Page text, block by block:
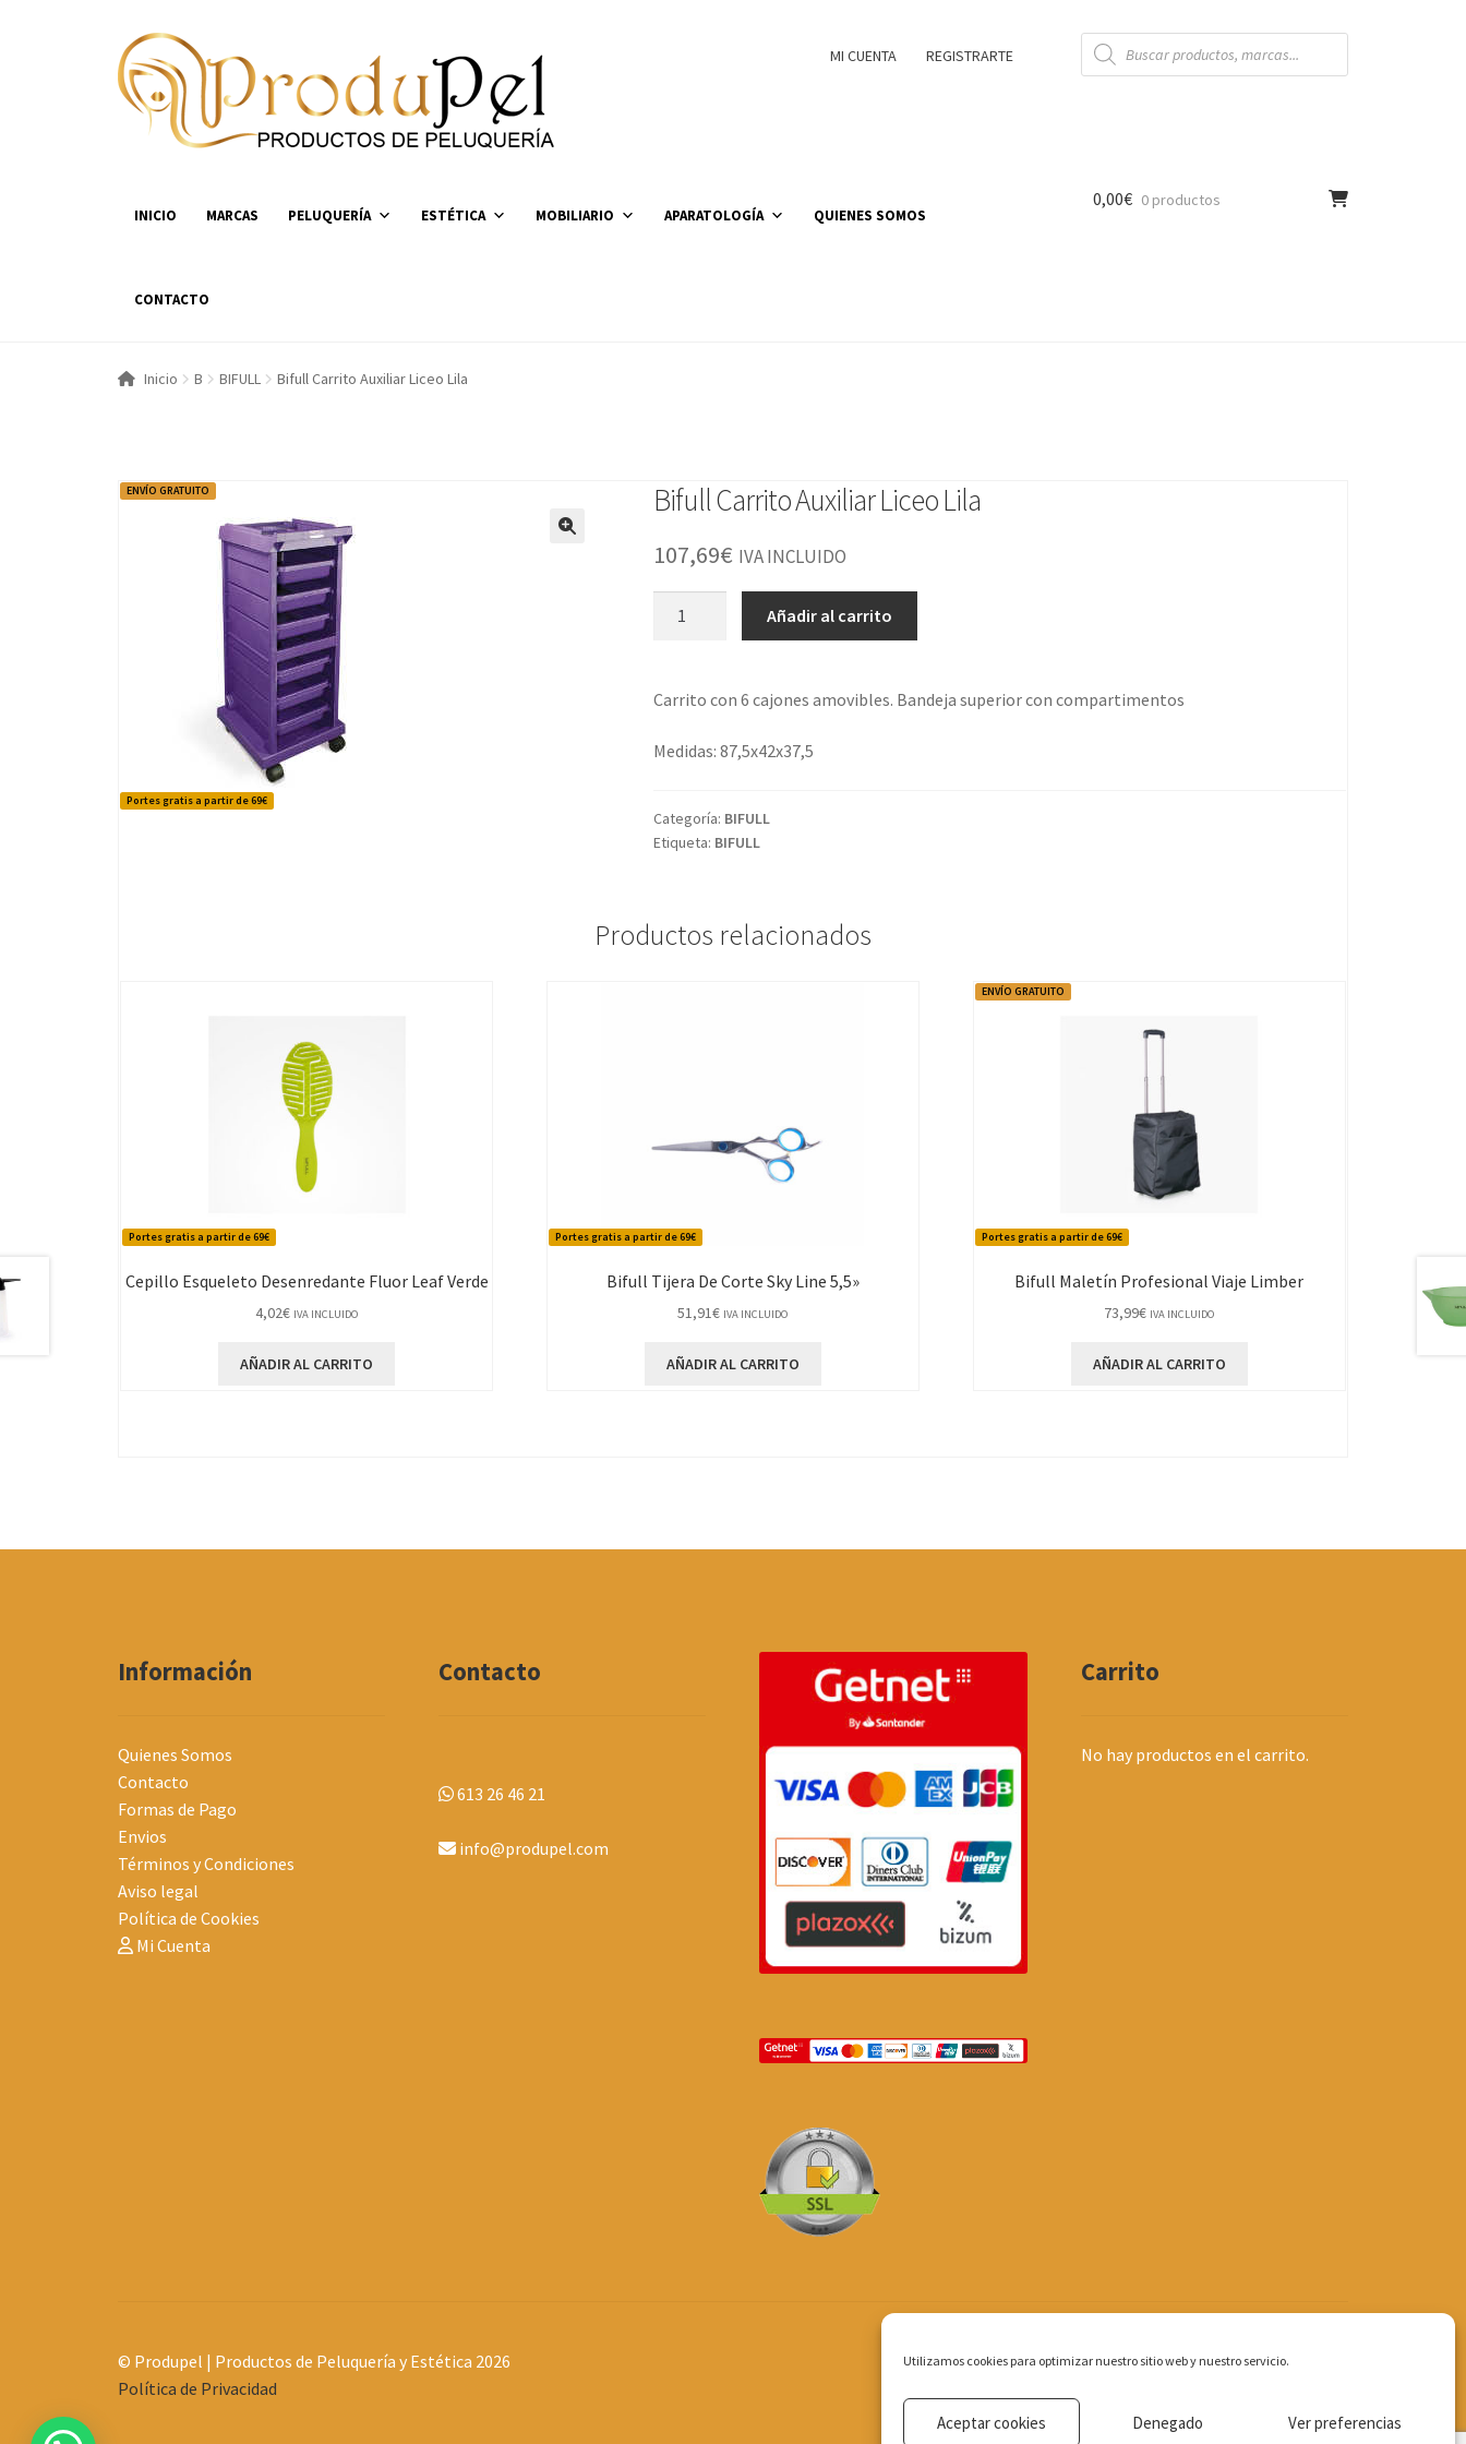
Utilizamos cookies para optimizar nuestro sitio web y nuestro servicio.
Aceptar cookies Denegado Ver preferencias
Ir
a
la
navegación
Ir
al
contenido
MI CUENTA REGISTRARTE
Búsqueda
de
productos
INICIO MARCAS PELUQUERÍA ESTÉTICA MOBILIARIO APARATOLOGÍA QUIENES SOMOS
CONTACTO
0,00€ 0 productos
Inicio B BIFULL Bifull Carrito Auxiliar Liceo Lila
Portes gratis a partir de 69€
ENVÍO GRATUITO Bifull Carrito Auxiliar Liceo Lila
107,69€ IVA INCLUIDO
Lila
Añadir al carrito
Carrito con 6 cajones amovibles. Bandeja superior con compartimentos
Medidas: 87,5x42x37,5
Categoría: BIFULL
Etiqueta: BIFULL
Productos relacionados
Portes gratis a partir de 69€
Cepillo Esqueleto Desenredante Fluor Leaf Verde
4,02€ IVA INCLUIDO
AÑADIR AL CARRITO
Portes gratis a partir de 69€
Bifull Tijera De Corte Sky Line 5,5»
51,91€ IVA INCLUIDO
AÑADIR AL CARRITO
Portes gratis a partir de 69€
ENVÍO GRATUITO
Bifull Maletín Profesional Viaje Limber
73,99€ IVA INCLUIDO
AÑADIR AL CARRITO
Información
Quienes Somos
Contacto
Formas de Pago
Envios
Términos y Condiciones
Aviso legal
Política de Cookies
Mi Cuenta
Contacto
613 26 46 21
info@produpel.com
Carrito
No hay productos en el carrito.
© Produpel | Productos de Peluquería y Estética 2026
Política de Privacidad